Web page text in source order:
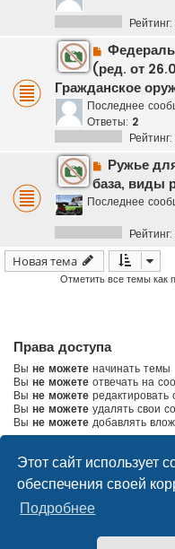
Этот сайт использует
обеспечения своей
Подробнее
(ред. от
Гражданское
Последнее
Ответы: 2
Ружье
база, виды
Последнее
Новая тема
Отметить все темы как
Права доступа
Вы не можете начинать темы
Вы не можете отвечать на
Вы не можете
Вы не можете удалять свои
Вы не можете добавлять
На главную
© safetlaw.ru -